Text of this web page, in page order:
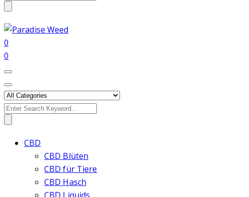
0
0
Search
CBD
CBD Blüten
CBD für Tiere
CBD Hasch